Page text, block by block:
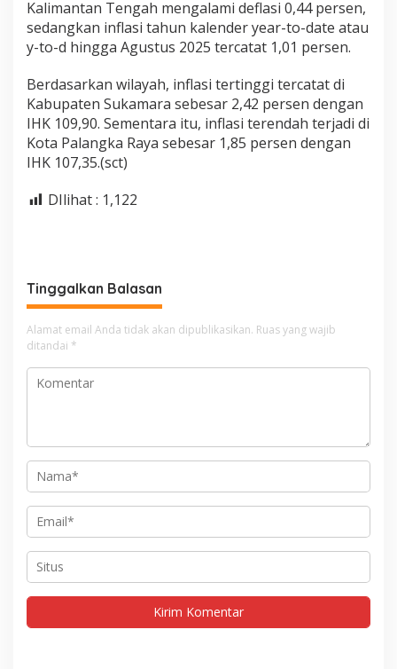
Kalimantan Tengah mengalami deflasi 0,44 persen,
sedangkan inflasi tahun kalender year-to-date atau
y-to-d hingga Agustus 2025 tercatat 1,01 persen.
Berdasarkan wilayah, inflasi tertinggi tercatat di
Kabupaten Sukamara sebesar 2,42 persen dengan
IHK 109,90. Sementara itu, inflasi terendah terjadi di
Kota Palangka Raya sebesar 1,85 persen dengan
IHK 107,35.(sct)
DIlihat : 1,122
Tinggalkan Balasan
Alamat email Anda tidak akan dipublikasikan. Ruas yang wajib
ditandai *